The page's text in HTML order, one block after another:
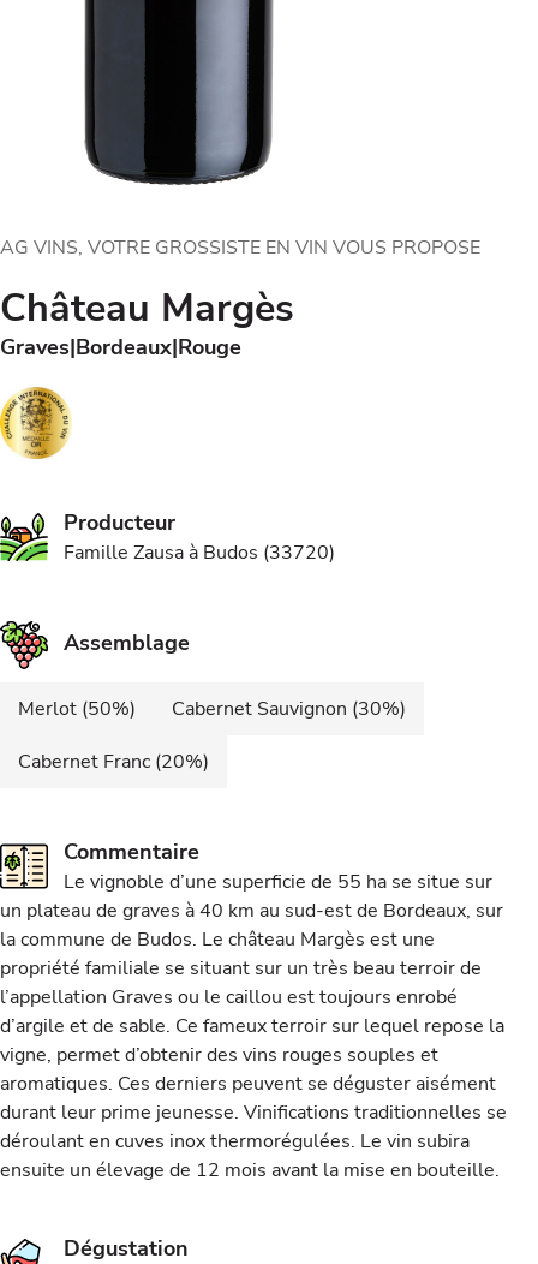
AG VINS, VOTRE GROSSISTE EN VIN VOUS PROPOSE
Château Margès
Graves Bordeaux Rouge
Producteur
Famille Zausa à Budos (33720)
Assemblage
Merlot (50%)
Cabernet Sauvignon (30%)
Cabernet Franc (20%)
Commentaire
Le vignoble d’une superficie de 55 ha se situe sur
un plateau de graves à 40 km au sud-est de Bordeaux, sur
la commune de Budos. Le château Margès est une
propriété familiale se situant sur un très beau terroir de
l’appellation Graves ou le caillou est toujours enrobé
d’argile et de sable. Ce fameux terroir sur lequel repose la
vigne, permet d’obtenir des vins rouges souples et
aromatiques. Ces derniers peuvent se déguster aisément
durant leur prime jeunesse. Vinifications traditionnelles se
déroulant en cuves inox thermorégulées. Le vin subira
ensuite un élevage de 12 mois avant la mise en bouteille.
Dégustation